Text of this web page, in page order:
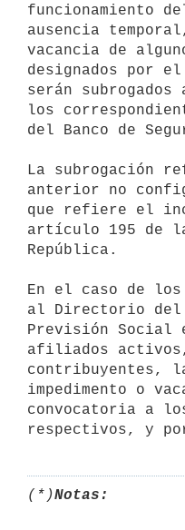
funcionamiento
ausencia
vacancia de
designados por
serán subrogados
los
del Banco de
La subrogación
anterior no
que refiere el
artículo 195 de
República.
En el caso de
al Directorio del
Previsión Social
afiliados
contribuyentes,
impedimento o
convocatoria a
respectivos, y
(*)Notas: